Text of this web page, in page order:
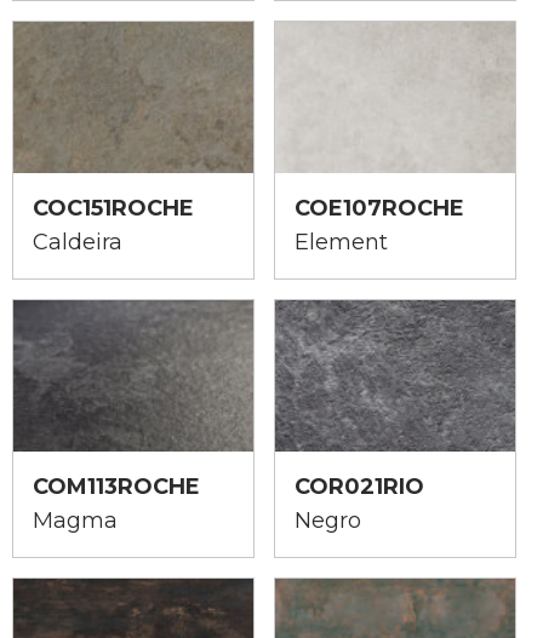
COC151ROCHE
Caldeira
COE107ROCHE
Element
COM113ROCHE
Magma
COR021RIO
Negro